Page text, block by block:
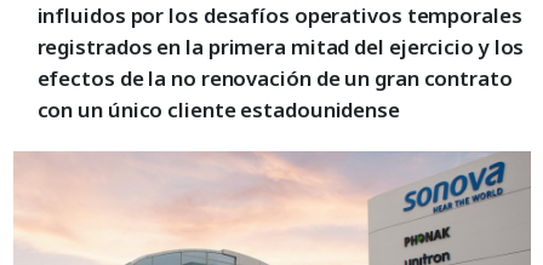
influidos por los desafíos operativos temporales
registrados en la primera mitad del ejercicio y los
efectos de la no renovación de un gran contrato
con un único cliente estadounidense